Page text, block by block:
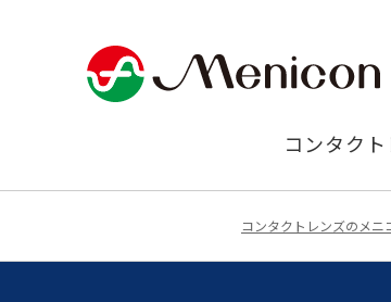
コンタク
コンタクトレンズのメニ